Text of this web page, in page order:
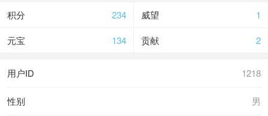
234
积分 1
威望
134
元宝 2
贡献
1218
用户ID
男
性别